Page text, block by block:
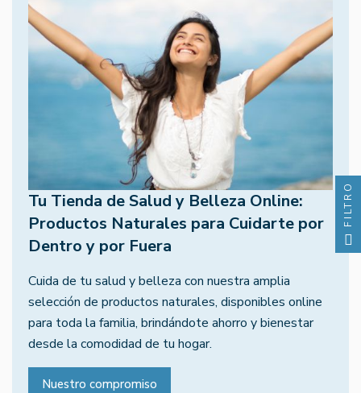
Tu Tienda de Salud y Belleza Online:
Productos Naturales para Cuidarte por
Dentro y por Fuera
Cuida de tu salud y belleza con nuestra amplia
selección de productos naturales, disponibles online
para toda la familia, brindándote ahorro y bienestar
desde la comodidad de tu hogar.
Nuestro compromiso
FILTRO